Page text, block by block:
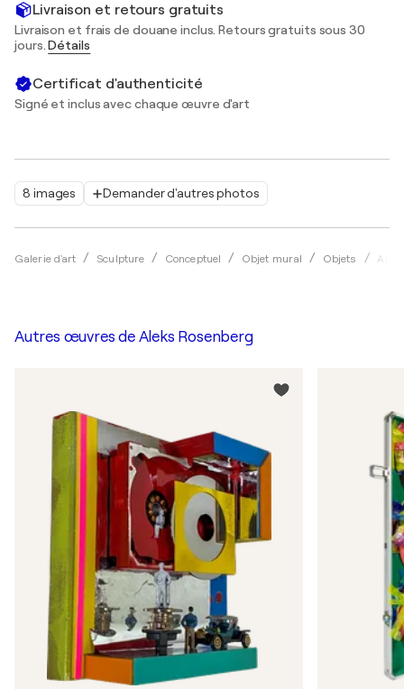
8 images Demander d'autres photos
Galerie d'art Sculpture Conceptuel Objet mural Objets
Livraison et retours gratuits
Livraison et frais de douane inclus. Retours gratuits sous 30
jours.Détails
Certificat d'authenticité
Signé et inclus avec chaque œuvre d'art
Autres œuvres de Aleks Rosenberg